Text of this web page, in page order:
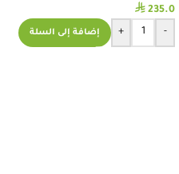
⃁ 235.0
-
+ إضافة إلى السلة